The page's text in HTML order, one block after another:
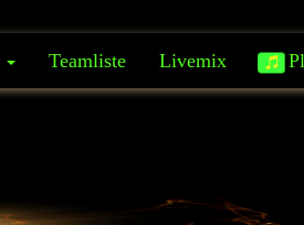
Teamliste Livemix